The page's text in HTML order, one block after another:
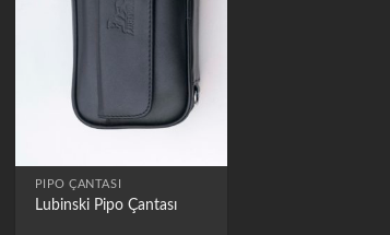
PIPO ÇANTASI
Lubinski Pipo Çantası